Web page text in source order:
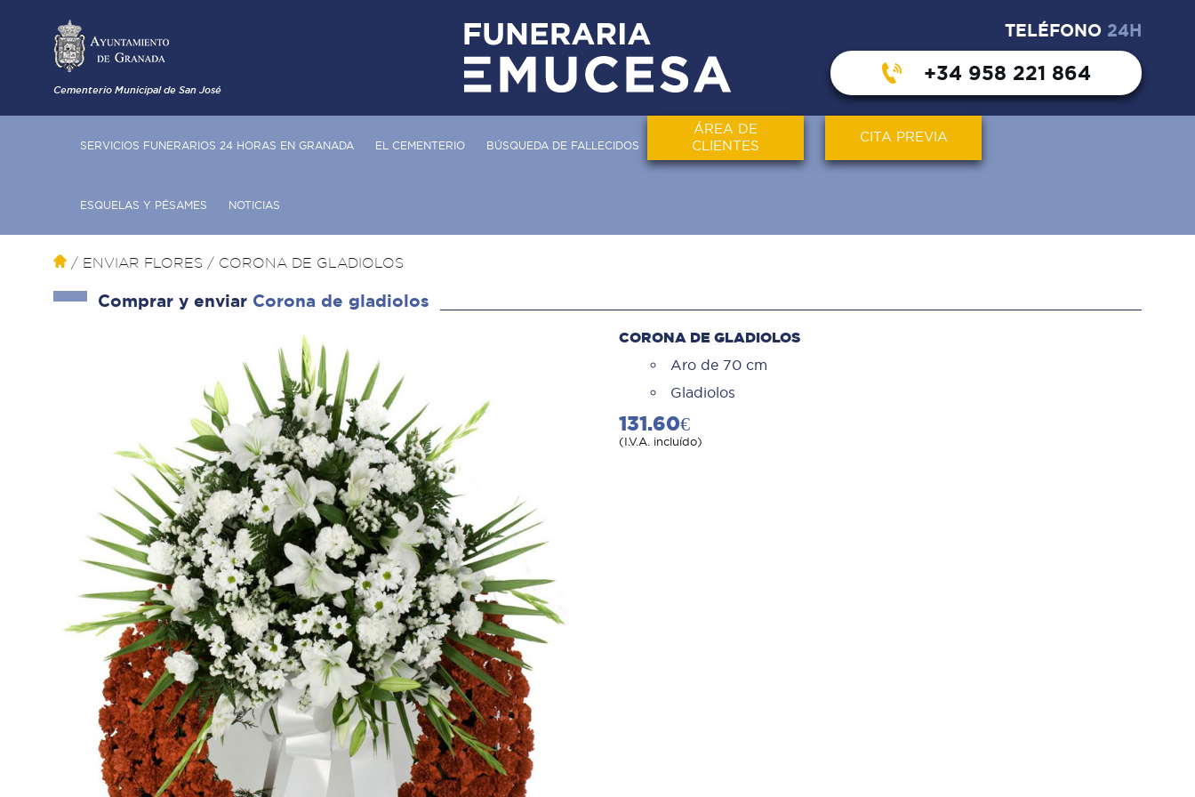
Cementerio Municipal de San José
TELÉFONO 24H
+34 958 221 864
SERVICIOS FUNERARIOS 24 HORAS EN GRANADA EL CEMENTERIO BÚSQUEDA DE FALLECIDOS
ESQUELAS Y PÉSAMES NOTICIAS
ÁREA DE
CLIENTES
CITA PREVIA
/ ENVIAR FLORES / CORONA DE GLADIOLOS
Comprar y enviar Corona de gladiolos
CORONA DE GLADIOLOS
Aro de 70 cm
Gladiolos
131.60€
(I.V.A. incluído)